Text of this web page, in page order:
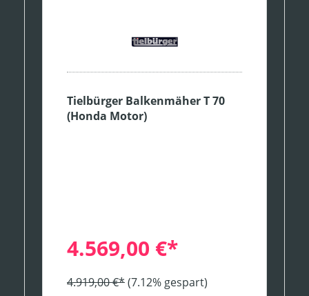
Tielbürger Balkenmäher T 70
(Honda Motor)
4.569,00 €*
4.919,00 €*(7.12% gespart)